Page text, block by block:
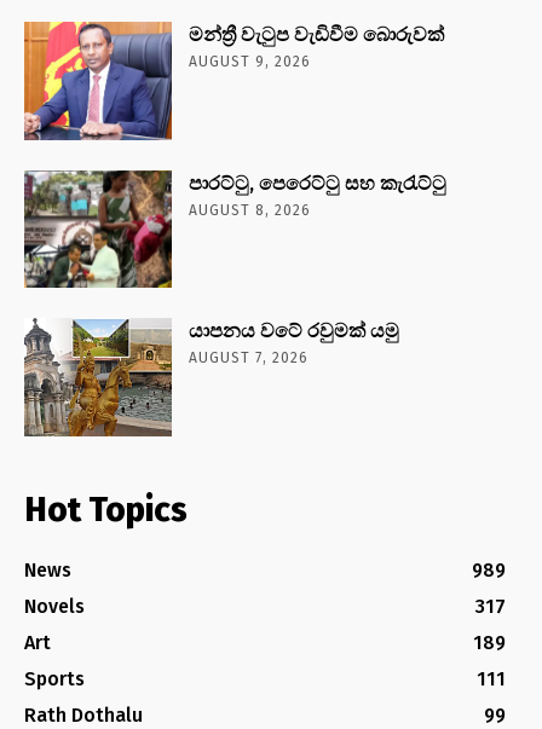
මන්ත්‍රී වැටුප වැඩිවීම බොරුවක්
AUGUST 9, 2026
පාරට්ටු, පෙරෙට්ටු සහ කැරැට්ටු
AUGUST 8, 2026
යාපනය වටේ රවුමක් යමු
AUGUST 7, 2026
Hot Topics
News
989
Novels
317
Art
189
Sports
111
Rath Dothalu
99